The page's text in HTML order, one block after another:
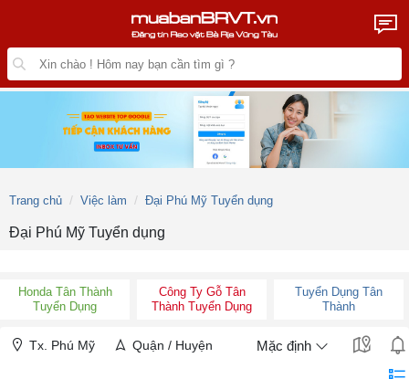
Trang chủ Việc làm Đại Phú Mỹ Tuyển dụng
Đại Phú Mỹ Tuyển dụng
Honda Tân Thành
Tuyển Dụng
Công Ty Gỗ Tân
Thành Tuyển Dụng
Tuyển Dụng Tân
Thành
Tx. Phú Mỹ Quận / Huyện Mặc định